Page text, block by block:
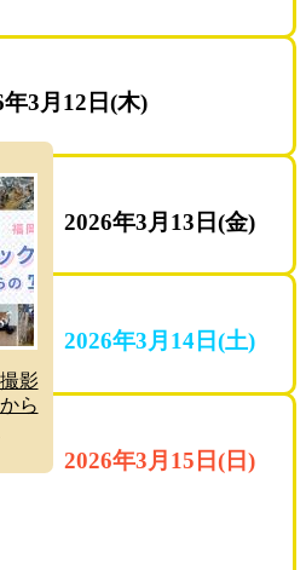
年3月12日(木)
影
ら
2026年3月13日(金)
2026年3月14日(土)
2026年3月15日(日)